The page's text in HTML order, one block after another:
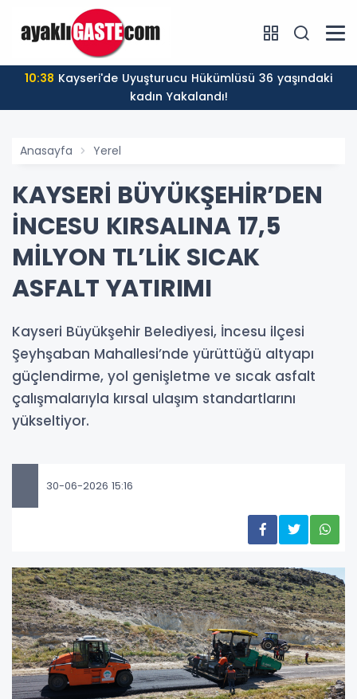
10:38
kadın Yakalandı!
Anasayfa Yerel
KAYSERİ BÜYÜKŞEHİR’DEN
İNCESU KIRSALINA 17,5
MİLYON TL’LİK SICAK
ASFALT YATIRIMI
Kayseri Büyükşehir Belediyesi, İncesu ilçesi
Şeyhşaban Mahallesi’nde yürüttüğü altyapı
güçlendirme, yol genişletme ve sıcak asfalt
çalışmalarıyla kırsal ulaşım standartlarını
yükseltiyor.
30-06-2026 15:16